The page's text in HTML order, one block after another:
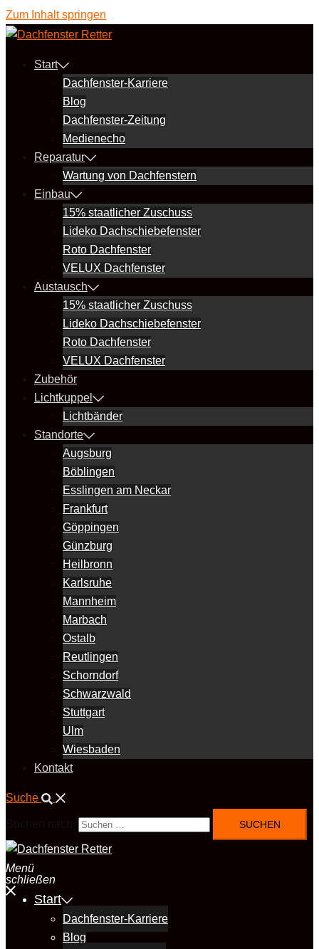
Zum Inhalt springen
Start
Dachfenster-Karriere
Blog
Dachfenster-Zeitung
Medienecho
Reparatur
Wartung von Dachfenstern
Einbau
15% staatlicher Zuschuss
Lideko Dachschiebefenster
Roto Dachfenster
VELUX Dachfenster
Austausch
15% staatlicher Zuschuss
Lideko Dachschiebefenster
Roto Dachfenster
VELUX Dachfenster
Zubehör
Lichtkuppel
Lichtbänder
Standorte
Augsburg
Böblingen
Esslingen am Neckar
Frankfurt
Göppingen
Günzburg
Heilbronn
Karlsruhe
Mannheim
Marbach
Ostalb
Reutlingen
Schorndorf
Schwarzwald
Stuttgart
Ulm
Wiesbaden
Kontakt
Suche
Menü
schließen
Start
Dachfenster-Karriere
Blog